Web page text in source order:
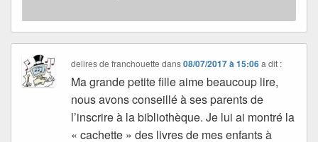
delires de franchouette dans08/07/2017 à 15:06 a dit :
Ma grande petite fille aime beaucoup lire,
nous avons conseillé à ses parents de
l’inscrire à la bibliothèque. Je lui ai montré la
« cachette » des livres de mes enfants à